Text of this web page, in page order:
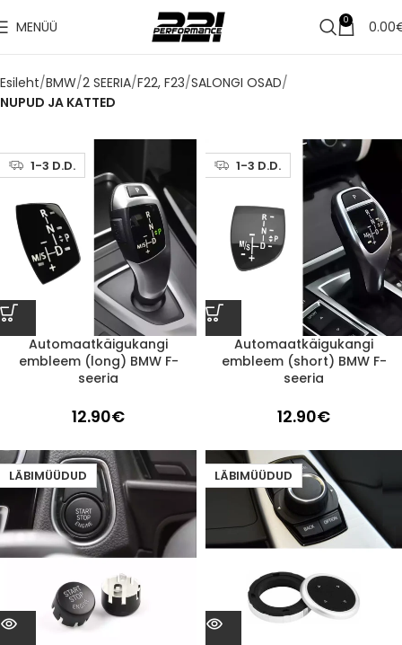
MENÜÜ 0 0.00
Esileht BMW 2 SEERIA F22, F23 SALONGI OSAD
NUPUD JA KATTED
1-3 D.D.
Automaatkäigukangi
embleem (long) BMW F-
seeria
12.90€
1-3 D.D.
Automaatkäigukangi
embleem (short) BMW F-
seeria
12.90€
LÄBIMÜÜDUD LÄBIMÜÜDUD